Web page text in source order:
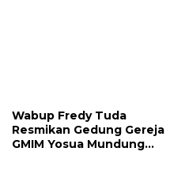
Wabup Fredy Tuda
Resmikan Gedung Gereja
GMIM Yosua Mundung